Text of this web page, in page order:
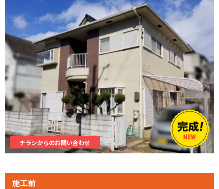
チラシからのお問い合わせ
施工前